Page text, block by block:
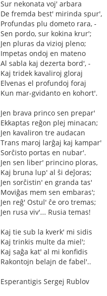
Sur nekonata voj' arbara
De fremda best' mirinda spur',
Profundas plu dometo rara, -
Sen pordo, sur kokina krur';
Jen pluras da vizioj pleno;
Impetas ondoj en mateno
Al sabla kaj dezerta bord', -
Kaj tridek kavaliroj gloraj
Elvenas el profundoj foraj
Kun mar-gvidanto en kohort'.
Jen brava princo sen prepar'
Ekkaptas reĝon plej minacan;
Jen kavaliron tre audacan
Trans maroj larĝaj kaj kampar'
Sorĉisto portas en nubar'.
Jen sen liber' princino ploras,
Kaj bruna lup' al ŝi deĵoras;
Jen sorĉistin' en granda tas'
Moviĝas mem sen embaras';
Jen reĝ' Ostul' ĉe oro tremas;
Jen rusa viv'... Rusia temas!
Kaj tie sub la kverk' mi sidis
Kaj trinkis multe da miel';
Kaj saĝa kat' al mi konfidis
Rakontojn belajn de fabel'..
Esperantigis Sergej Rublov